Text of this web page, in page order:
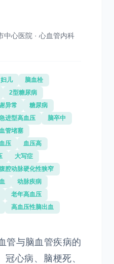
中心医院 · 心血管内科
儿
脑血栓
2型糖尿病
异常
糖尿病
进型高血压
脑卒中
管堵塞
压
血压高
大写症
腔动脉硬化性狭窄
动脉疾病
老年高血压
高血压性脑出血
管与脑血管疾病的
心病、脑梗死、